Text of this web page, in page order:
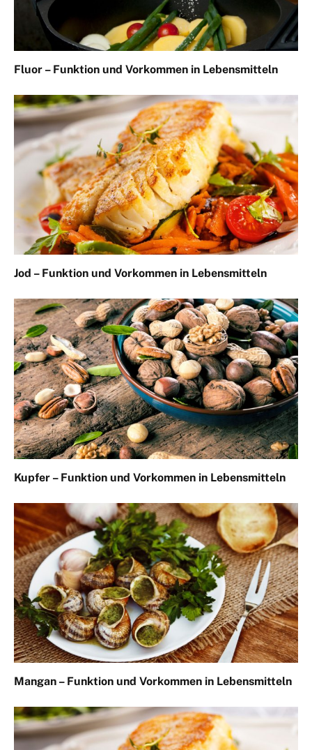
Fluor – Funktion und Vorkommen in Lebensmitteln
Jod – Funktion und Vorkommen in Lebensmitteln
Kupfer – Funktion und Vorkommen in Lebensmitteln
Mangan – Funktion und Vorkommen in Lebensmitteln